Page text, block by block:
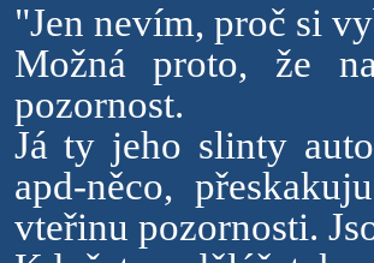
"Jen nevím, proč si
Možná proto, že
pozornost.
Já ty jeho slinty
apd-něco,
vteřinu pozornosti.